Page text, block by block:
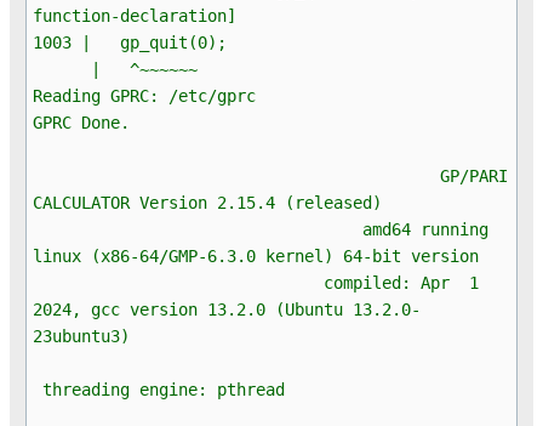
function-declaration]
1003 | gp_quit(0);
| ^~~~~~~
Reading GPRC: /etc/gprc
GPRC Done.
GP/PARI
CALCULATOR Version 2.15.4 (released)
amd64 running
linux (x86-64/GMP-6.3.0 kernel) 64-bit version
compiled: Apr 1
2024, gcc version 13.2.0 (Ubuntu 13.2.0-
23ubuntu3)
threading engine: pthread